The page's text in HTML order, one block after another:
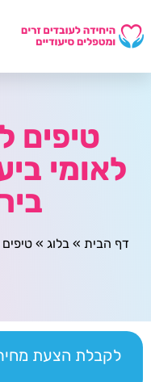
טיפים
לאומי
דף הבית » בלוג »
לקבלת הצעת